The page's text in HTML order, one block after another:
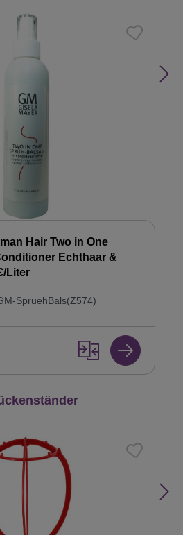
Hair Two in One
Echthaar &
Liter
SpruehBals(Z574)